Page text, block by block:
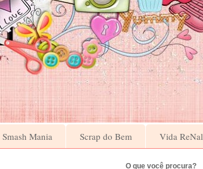
Smash Mania Scrap do Bem Vida ReNal
O que você procura?